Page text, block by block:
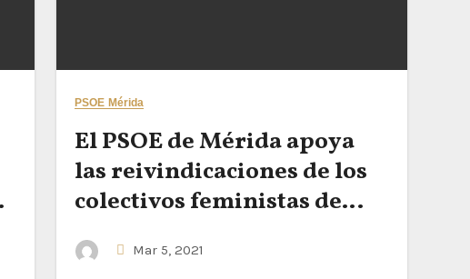
PSOE Mérida
El PSOE de Mérida apoya
las reivindicaciones de los
colectivos feministas de
cara al 8M
Mar 5, 2021